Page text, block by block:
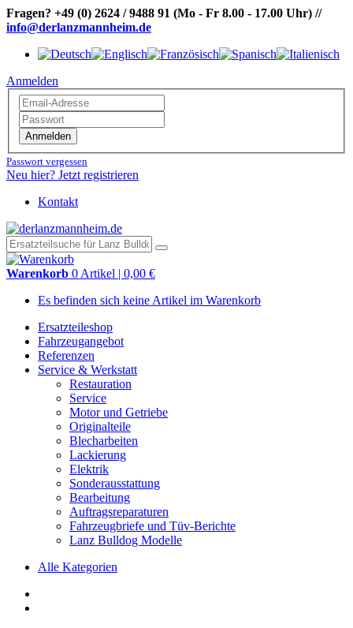
Fragen? +49 (0) 2624 / 9488 91 (Mo - Fr 8.00 - 17.00 Uhr) //
info@derlanzmannheim.de
Anmelden
Anmelden
Passwort vergessen
Neu hier? Jetzt registrieren
Kontakt
Warenkorb 0 Artikel | 0,00 €
Es befinden sich keine Artikel im Warenkorb
Ersatzteileshop
Fahrzeugangebot
Referenzen
Service & Werkstatt
Restauration
Service
Motor und Getriebe
Originalteile
Blecharbeiten
Lackierung
Elektrik
Sonderausstattung
Bearbeitung
Auftragsreparaturen
Fahrzeugbriefe und Tüv-Berichte
Lanz Bulldog Modelle
Alle Kategorien